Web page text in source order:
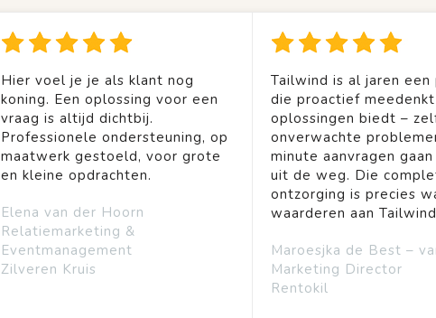
Hier voel je je als klant nog
koning. Een oplossing voor een
vraag is altijd dichtbij.
Professionele ondersteuning, op
maatwerk gestoeld, voor grote
en kleine opdrachten.
Elena van der Hoorn
Relatiemarketing &
Eventmanagement
Zilveren Kruis
Tailwind is al jaren een
die proactief
oplossingen biedt –
onverwachte
minute aanvragen
uit de weg. Die
ontzorging is precies
waarderen aan
Maroesjka de Best –
Marketing Director
Rentokil